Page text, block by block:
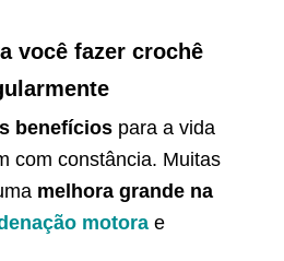
você fazer crochê
benefícios para a vida
com constância. Muitas
melhora grande na
motora e